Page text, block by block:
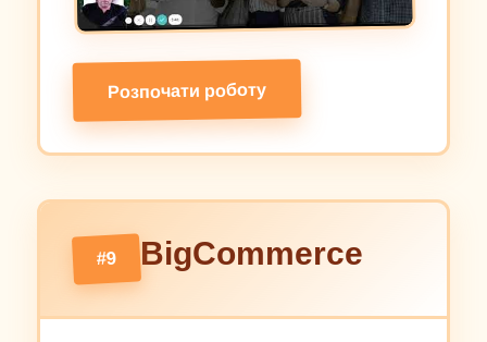
Розпочати роботу
#9 BigCommerce